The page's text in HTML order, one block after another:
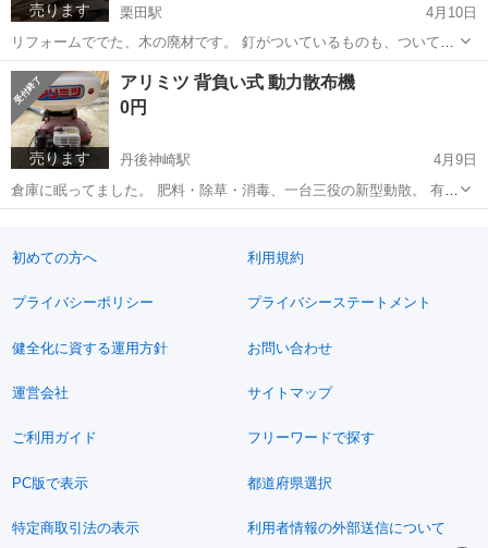
売ります 栗田駅
4月10日
リフォームででた、木の廃材です。 釘がついているものも、ついてい
ないものもあります。 薪ストーブ用に30-100cmくらい、いろいろあり
ます。 薪ストーブしなくなったので、必要な方に差し上げます。 大量
にあります。袋に入...
京都 宮津市 栗田駅 その他 薪ストーブ
売ります
アリミツ 背負い式 動力散布機
0円
丹後神崎駅
4月9日
倉庫に眠ってました。 肥料・除草・消毒、一台三役の新型動散。 有光
背負式動力散布機 噴霧器・動噴・動散 自分が農業には疎く、使い方が
ん。 予期せぬ動作不良...
初めての方へ 利用規約
プライバシーポリシー プライバシーステートメント
健全化に資する運用方針 お問い合わせ
運営会社 サイトマップ
ご利用ガイド フリーワードで探す
PC版で表示 都道府県選択
特定商取引法の表示 利用者情報の外部送信について